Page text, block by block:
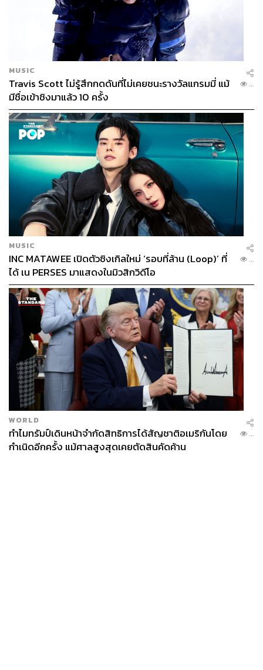
MUSIC
Travis Scott ไม่รู้สึกกดดันที่ไม่เคยชนะรางวัลแกรมมี่ แม้
มีชื่อเข้าชิงมาแล้ว 10 ครั้ง
...
MUSIC
INC MATAWEE เปิดตัวซิงเกิลใหม่ ‘รอบที่ล้าน (Loop)’ ที่
ได้ เน PERSES มาแสดงในมิวสิกวิดีโอ
...
WORLD
ทำไมทรัมป์เดินหน้าจำกัดสิทธิการได้สัญชาติอเมริกันโดย
กำเนิดอีกครั้ง แม้ศาลสูงสุดเคยตัดสินคัดค้าน
...